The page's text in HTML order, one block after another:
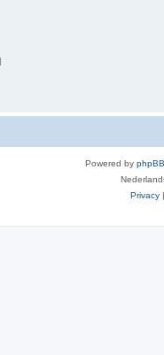
Powered by phpBB
Privacy |